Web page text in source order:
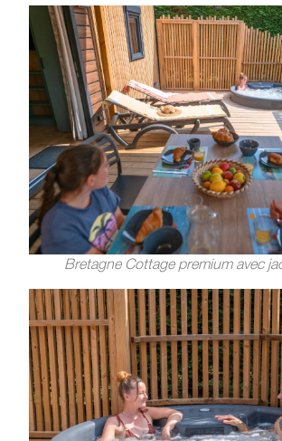
Bretagne Cottage premium avec